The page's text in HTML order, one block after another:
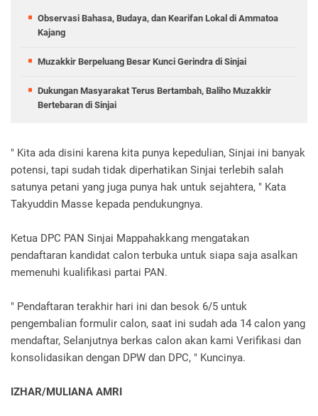
Observasi Bahasa, Budaya, dan Kearifan Lokal di Ammatoa
Kajang
Muzakkir Berpeluang Besar Kunci Gerindra di Sinjai
Dukungan Masyarakat Terus Bertambah, Baliho Muzakkir
Bertebaran di Sinjai
" Kita ada disini karena kita punya kepedulian, Sinjai ini banyak
potensi, tapi sudah tidak diperhatikan Sinjai terlebih salah
satunya petani yang juga punya hak untuk sejahtera, " Kata
Takyuddin Masse kepada pendukungnya.
Ketua DPC PAN Sinjai Mappahakkang mengatakan
pendaftaran kandidat calon terbuka untuk siapa saja asalkan
memenuhi kualifikasi partai PAN.
" Pendaftaran terakhir hari ini dan besok 6/5 untuk
pengembalian formulir calon, saat ini sudah ada 14 calon yang
mendaftar, Selanjutnya berkas calon akan kami Verifikasi dan
konsolidasikan dengan DPW dan DPC, " Kuncinya.
IZHAR/MULIANA AMRI